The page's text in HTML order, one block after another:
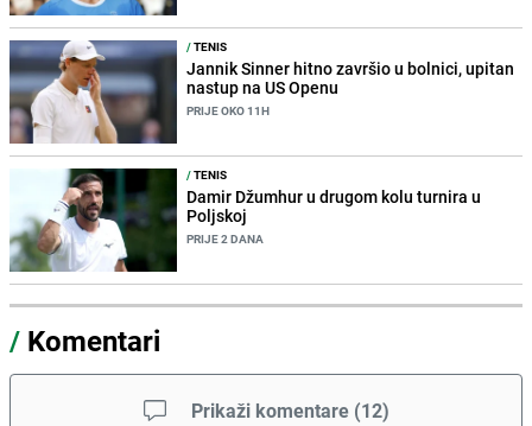
/TENIS
Jannik Sinner hitno završio u bolnici, upitan
nastup na US Openu
PRIJE OKO 11H
/TENIS
Damir Džumhur u drugom kolu turnira u
Poljskoj
PRIJE 2 DANA
/ Komentari
Prikaži komentare (12)